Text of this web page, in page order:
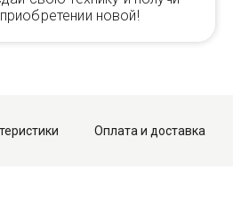
новой!
Оплата и доставка